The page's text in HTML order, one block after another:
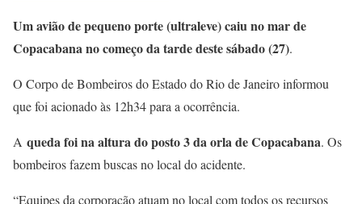
Um avião de pequeno porte (ultraleve) caiu no mar de
Copacabana no começo da tarde deste sábado (27).
O Corpo de Bombeiros do Estado do Rio de Janeiro informou
que foi acionado às 12h34 para a ocorrência.
A queda foi na altura do posto 3 da orla de Copacabana. Os
bombeiros fazem buscas no local do acidente.
“Equipes da corporação atuam no local com todos os recursos